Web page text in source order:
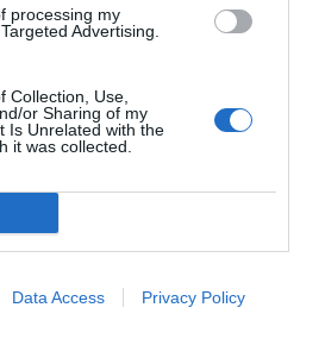
processing my
Advertising.
Collection, Use,
or Sharing of my
Is Unrelated with the
it was collected.
Data Access Privacy Policy
SANCHISTA
sanchista. Hazte
delante de La Mareta:
un criminal”